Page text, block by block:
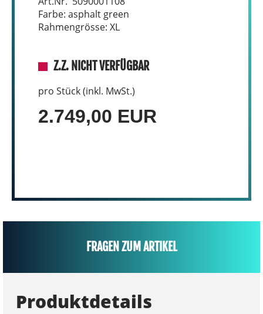
Farbe: asphalt green
Rahmengrösse: XL
Z.Z. NICHT VERFÜGBAR
pro Stück (inkl. MwSt.)
2.749,00 EUR
FRAGEN ZUM ARTIKEL
Produktdetails